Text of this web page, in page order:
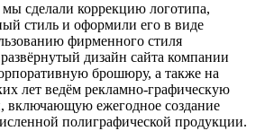
сделали коррекцию логотипа,
стиль и оформили его в виде
фирменного стиля
дизайн сайта компании
брошюру, а также на
лет ведём рекламно-графическую
включающую ежегодное создание
полиграфической продукции.